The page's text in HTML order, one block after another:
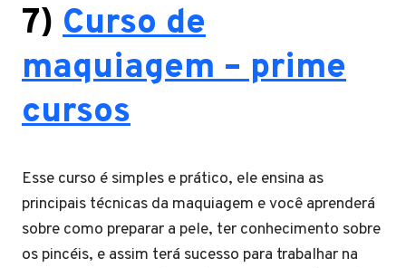
7) Curso de
maquiagem – prime
cursos
Esse curso é simples e prático, ele ensina as
principais técnicas da maquiagem e você aprenderá
sobre como preparar a pele, ter conhecimento sobre
os pincéis, e assim terá sucesso para trabalhar na